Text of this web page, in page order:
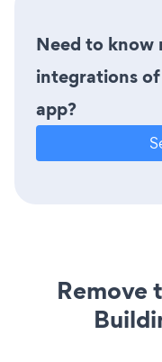
Need to know
integrations
app?
Remove